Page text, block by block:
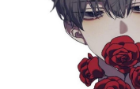
时代三好青
是少爷最爱